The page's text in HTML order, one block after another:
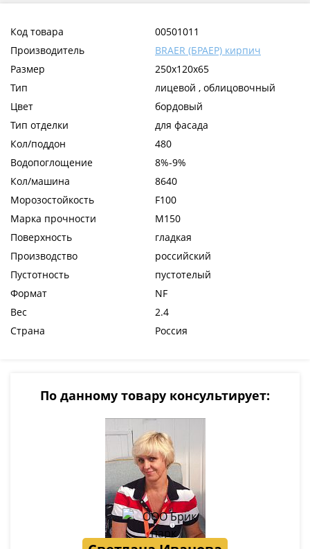
Код товара
00501011
Производитель
BRAER (БРАЕР) кирпич
Размер
250x120x65
Тип
лицевой , облицовочный
Цвет
бордовый
Тип отделки
для фасада
Кол/поддон
480
Водопоглощение
8%-9%
Кол/машина
8640
Морозостойкость
F100
Марка прочности
М150
Поверхность
гладкая
Производство
российский
Пустотность
пустотелый
Формат
NF
Вес
2.4
Страна
Россия
По данному товару консультирует: